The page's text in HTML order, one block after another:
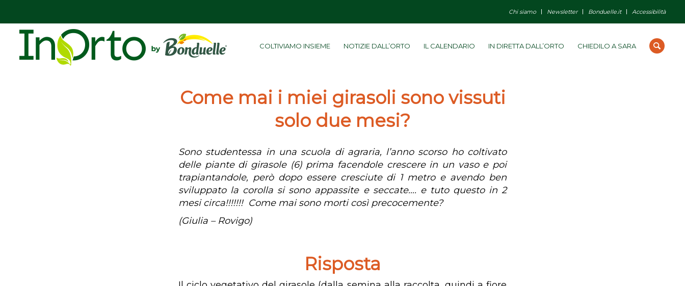
Chi siamo Newsletter Bonduelle.it Accessibilità
COLTIVIAMO INSIEME NOTIZIE DALL’ORTO IL CALENDARIO IN DIRETTA DALL’ORTO CHIEDILO A SARA
Come mai i miei girasoli sono vissuti
solo due mesi?
Sono studentessa in una scuola di agraria, l’anno scorso ho coltivato
delle piante di girasole (6) prima facendole crescere in un vaso e poi
trapiantandole, però dopo essere cresciute di 1 metro e avendo ben
sviluppato la corolla si sono appassite e seccate…. e tuto questo in 2
mesi circa!!!!!!! Come mai sono morti così precocemente?
(Giulia – Rovigo)
Risposta